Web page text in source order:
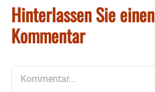
Hinterlassen Sie einen
Kommentar